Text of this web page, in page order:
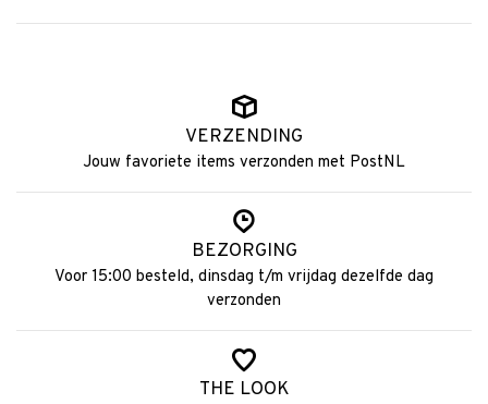
VERZENDING
Jouw favoriete items verzonden met PostNL
BEZORGING
Voor 15:00 besteld, dinsdag t/m vrijdag dezelfde dag
verzonden
THE LOOK